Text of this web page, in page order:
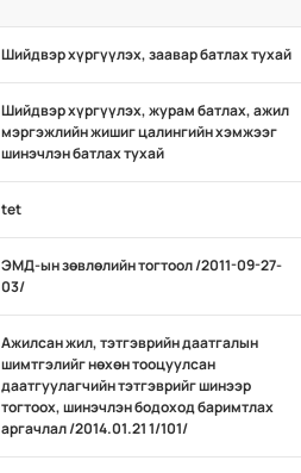
Шийдвэр хүргүүлэх, заавар батлах тухай
Шийдвэр хүргүүлэх, журам батлах, ажил
мэргэжлийн жишиг цалингийн хэмжээг
шинэчлэн батлах тухай
tet
ЭМД-ын зөвлөлийн тогтоол /2011-09-27-
03/
Ажилсан жил, тэтгэврийн даатгалын
шимтгэлийг нөхөн тооцуулсан
даатгуулагчийн тэтгэврийг шинээр
тогтоох, шинэчлэн бодоход баримтлах
аргачлал /2014.01.21 1/101/